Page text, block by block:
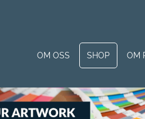
OM OSS SHOP OM